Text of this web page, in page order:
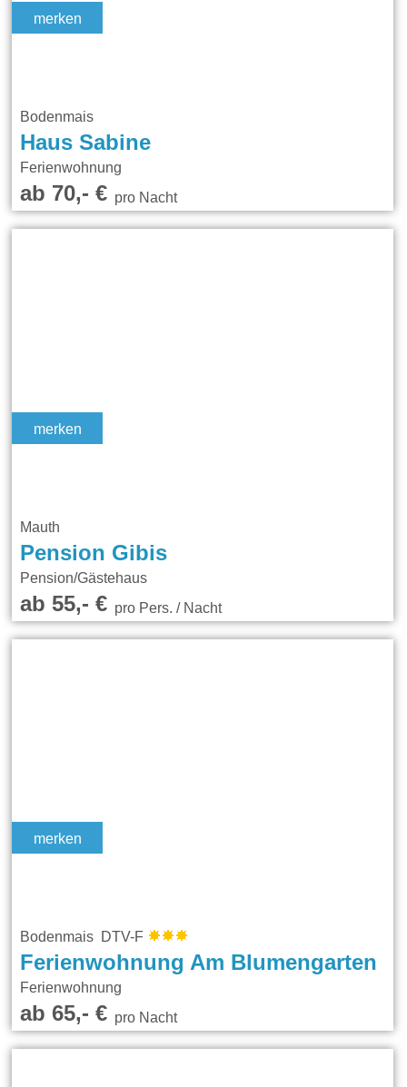
merken
Bodenmais
Haus Sabine
Ferienwohnung
ab 70,- €pro Nacht
merken
Mauth
Pension Gibis
Pension/Gästehaus
ab 55,- €pro Pers. / Nacht
merken
Bodenmais DTV-F
Ferienwohnung Am Blumengarten
Ferienwohnung
ab 65,- €pro Nacht